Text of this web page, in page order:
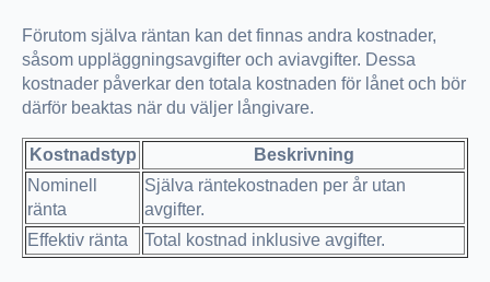
Förutom själva räntan kan det finnas andra kostnader,
såsom uppläggningsavgifter och aviavgifter. Dessa
kostnader påverkar den totala kostnaden för lånet och bör
därför beaktas när du väljer långivare.
Kostnadstyp
Beskrivning
Nominell
ränta
Själva räntekostnaden per år utan
avgifter.
Effektiv ränta
Total kostnad inklusive avgifter.